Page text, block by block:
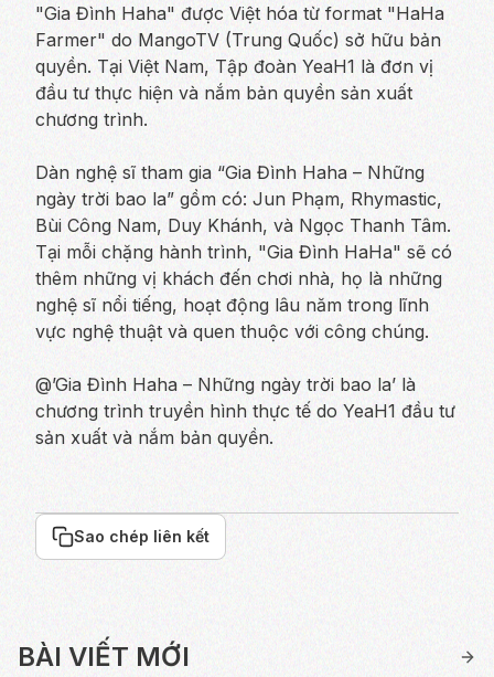
"Gia Đình Haha" được Việt hóa từ format "HaHa
Farmer" do MangoTV (Trung Quốc) sở hữu bản
quyền. Tại Việt Nam, Tập đoàn YeaH1 là đơn vị
đầu tư thực hiện và nắm bản quyền sản xuất
chương trình.
Dàn nghệ sĩ tham gia “Gia Đình Haha – Những
ngày trời bao la” gồm có: Jun Phạm, Rhymastic,
Bùi Công Nam, Duy Khánh, và Ngọc Thanh Tâm.
Tại mỗi chặng hành trình, "Gia Đình HaHa" sẽ có
thêm những vị khách đến chơi nhà, họ là những
nghệ sĩ nổi tiếng, hoạt động lâu năm trong lĩnh
vực nghệ thuật và quen thuộc với công chúng.
@’Gia Đình Haha – Những ngày trời bao la’ là
chương trình truyền hình thực tế do YeaH1 đầu tư
sản xuất và nắm bản quyền.
Sao chép liên kết
BÀI VIẾT MỚI